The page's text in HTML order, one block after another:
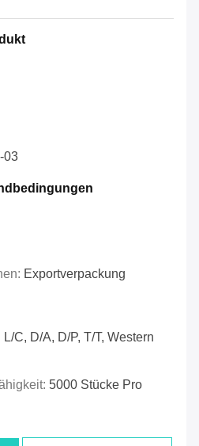
03
Exportverpackung
L/C, D/A, D/P, T/T, Western
5000 Stücke Pro